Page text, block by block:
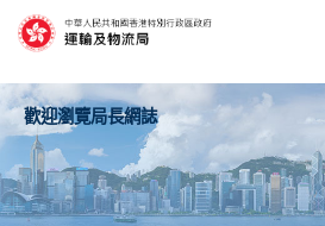
歡迎瀏覽局長網誌